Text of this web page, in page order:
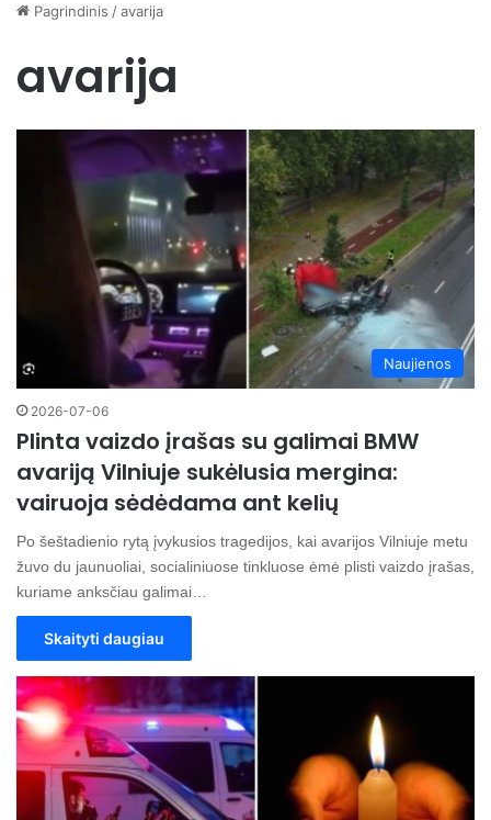
Pagrindinis /avarija
avarija
Naujienos
2026-07-06
Plinta vaizdo įrašas su galimai BMW
avariją Vilniuje sukėlusia mergina:
vairuoja sėdėdama ant kelių
Po šeštadienio rytą įvykusios tragedijos, kai avarijos Vilniuje metu
žuvo du jaunuoliai, socialiniuose tinkluose ėmė plisti vaizdo įrašas,
kuriame anksčiau galimai…
Skaityti daugiau